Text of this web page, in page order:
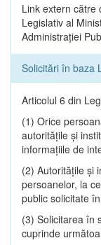
Link extern către
Legislativ al
Administrației
Solicitări în baza
Articolul 6 din
(1) Orice
autorităţile şi
informaţiile de
(2) Autorităţile şi
persoanelor, la
public solicitate
(3) Solicitarea în
cuprinde